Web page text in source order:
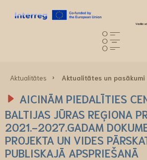
Aktualitātes Aktualitātes un pasākumi
AICINĀM PIEDALĪTIES
BALTIJAS JŪRAS REĢIONA
2021.-2027.GADAM
PROJEKTA UN VIDES
PUBLISKAJĀ APSPRIEŠANĀ